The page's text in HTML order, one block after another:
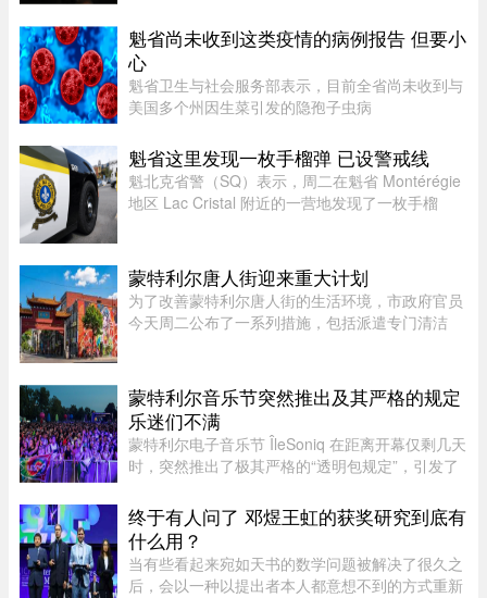
女子、餐厅的安保人员及一名顾客。爆炸发生在晚
上 8 点前，地点位于莫 ...
魁省尚未收到这类疫情的病例报告 但要小
心
魁省卫生与社会服务部表示，目前全省尚未收到与
美国多个州因生菜引发的隐孢子虫病
报告。这种由寄生虫引起的感染主要通过受污染的
食物或水传播，会导致水样腹泻、胃痉挛 ...
魁省这里发现一枚手榴弹 已设警戒线
魁北克省警（SQ）表示，周二在魁省 Montérégie
地区 Lac Cristal 附近的一营地发现了一枚手榴
无法确认该手榴弹是否处 ...
蒙特利尔唐人街迎来重大计划
为了改善蒙特利尔唐人街的生活环境，市政府官员
今天周二公布了一系列措施，包括派遣专门清洁
示：“我们正在把承诺变成行动 ...
蒙特利尔音乐节突然推出及其严格的规定
乐迷们不满
蒙特利尔电子音乐节 ÎleSoniq 在距离开幕仅剩几天
时，突然推出了极其严格的“透明包规定”，引发了
门用的腰包，结果在 ÎleSoniq 开幕前几天还得折腾
着重新买一个，太 ...
终于有人问了 邓煜王虹的获奖研究到底有
什么用？
当有些看起来宛如天书的数学问题被解决了很久之
后，会以一种以提出者本人都意想不到的方式重新